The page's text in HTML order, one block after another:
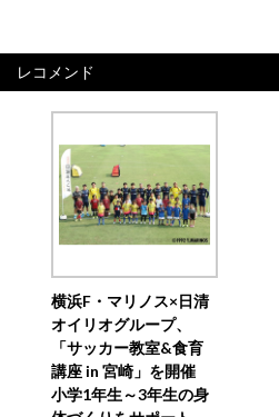
レコメンド
横浜F・マリノス×日清
オイリオグループ、
「サッカー教室&食育
講座 in 宮崎」を開催
小学1年生～3年生の身